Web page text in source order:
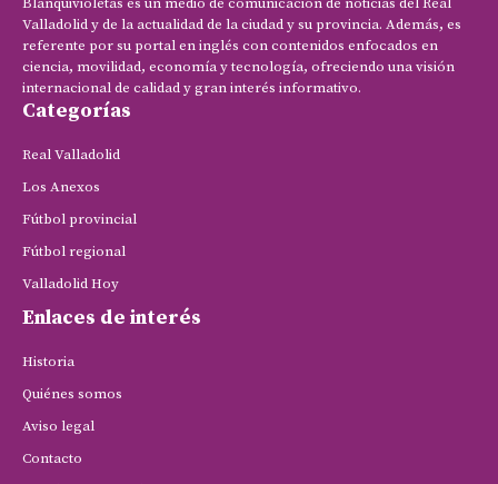
Blanquivioletas es un medio de comunicación de noticias del Real
Valladolid y de la actualidad de la ciudad y su provincia. Además, es
referente por su portal en inglés con contenidos enfocados en
ciencia, movilidad, economía y tecnología, ofreciendo una visión
internacional de calidad y gran interés informativo.
Categorías
Real Valladolid
Los Anexos
Fútbol provincial
Fútbol regional
Valladolid Hoy
Enlaces de interés
Historia
Quiénes somos
Aviso legal
Contacto